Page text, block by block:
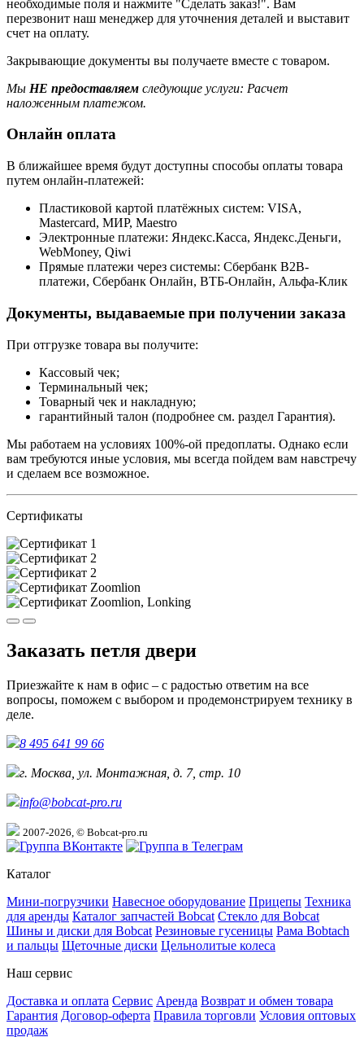
необходимые поля и нажмите "Сделать заказ!". Вам
перезвонит наш менеджер для уточнения деталей и выставит
счет на оплату.
Закрывающие документы вы получаете вместе с товаром.
Мы НЕ предоставляем следующие услуги: Расчет
наложенным платежом.
Онлайн оплата
В ближайшее время будут доступны способы оплаты товара
путем онлайн-платежей:
Пластиковой картой платёжных систем: VISA,
Mastercard, МИР, Maestrо
Электронные платежи: Яндекс.Касса, Яндекс.Деньги,
WebMoney, Qiwi
Прямые платежи через системы: Сбербанк B2B-
платежи, Сбербанк Онлайн, ВТБ-Онлайн, Альфа-Клик
Документы, выдаваемые при получении заказа
При отгрузке товара вы получите:
Кассовый чек;
Терминальный чек;
Товарный чек и накладную;
гарантийный талон (подробнее см. раздел Гарантия).
Мы работаем на условиях 100%-ой предоплаты. Однако если
вам требуются иные условия, мы всегда пойдем вам навстречу
и сделаем все возможное.
Сертификаты
Заказать петля двери
Приезжайте к нам в офис – с радостью ответим на все
вопросы, поможем с выбором и продемонстрируем технику в
деле.
8 495 641 99 66
г. Москва, ул. Монтажная, д. 7, стр. 10
info@bobcat-pro.ru
2007-2026, © Bobcat-pro.ru
Каталог
Мини-погрузчики Навесное оборудование Прицепы Техника
для аренды Каталог запчастей Bobcat Стекло для Bobcat
Шины и диски для Bobcat Резиновые гусеницы Рама Bobtach
и пальцы Щеточные диски Цельнолитые колеса
Наш сервис
Доставка и оплата Сервис Аренда Возврат и обмен товара
Гарантия Договор-оферта Правила торговли Условия оптовых
продаж